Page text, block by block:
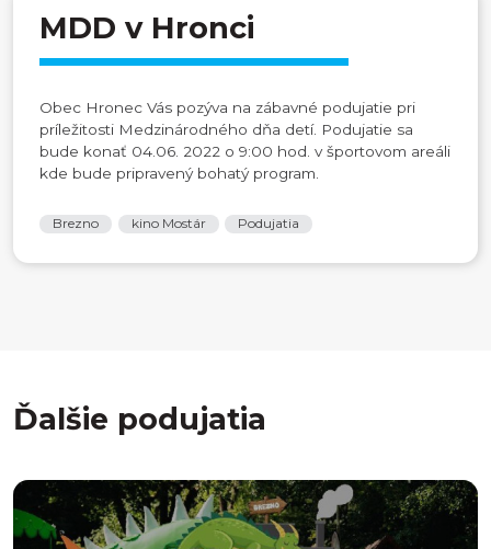
MDD v Hronci
Obec Hronec Vás pozýva na zábavné podujatie pri
príležitosti Medzinárodného dňa detí. Podujatie sa
bude konať 04.06. 2022 o 9:00 hod. v športovom areáli
kde bude pripravený bohatý program.
Brezno kino Mostár Podujatia
Ďalšie podujatia